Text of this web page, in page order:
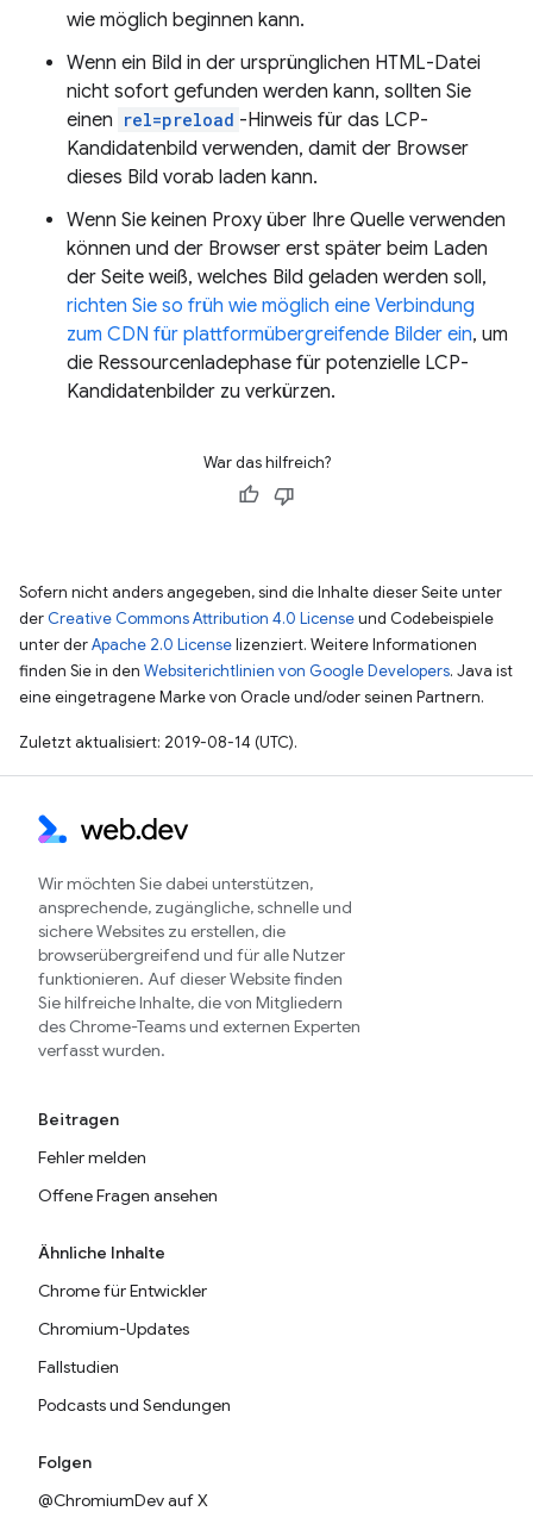
wie möglich beginnen kann.
Wenn ein Bild in der ursprünglichen HTML-Datei
nicht sofort gefunden werden kann, sollten Sie
einen rel=preload -Hinweis für das LCP-
Kandidatenbild verwenden, damit der Browser
dieses Bild vorab laden kann.
Wenn Sie keinen Proxy über Ihre Quelle verwenden
können und der Browser erst später beim Laden
der Seite weiß, welches Bild geladen werden soll,
richten Sie so früh wie möglich eine Verbindung
zum CDN für plattformübergreifende Bilder ein, um
die Ressourcenladephase für potenzielle LCP-
Kandidatenbilder zu verkürzen.
War das hilfreich?
Sofern nicht anders angegeben, sind die Inhalte dieser Seite unter
der Creative Commons Attribution 4.0 Licenseund Codebeispiele
unter derApache 2.0 Licenselizenziert. Weitere Informationen
finden Sie in den Websiterichtlinien von Google Developers. Java ist
eine eingetragene Marke von Oracle und/oder seinen Partnern.
Zuletzt aktualisiert: 2019-08-14 (UTC).
Wir möchten Sie dabei unterstützen,
ansprechende, zugängliche, schnelle und
sichere Websites zu erstellen, die
browserübergreifend und für alle Nutzer
funktionieren. Auf dieser Website finden
Sie hilfreiche Inhalte, die von Mitgliedern
des Chrome-Teams und externen Experten
verfasst wurden.
Beitragen
Fehler melden
Offene Fragen ansehen
Ähnliche Inhalte
Chrome für Entwickler
Chromium-Updates
Fallstudien
Podcasts und Sendungen
Folgen
@ChromiumDev auf X